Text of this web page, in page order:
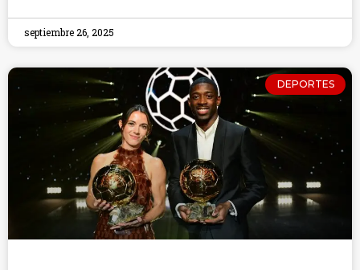
septiembre 26, 2025
DEPORTES